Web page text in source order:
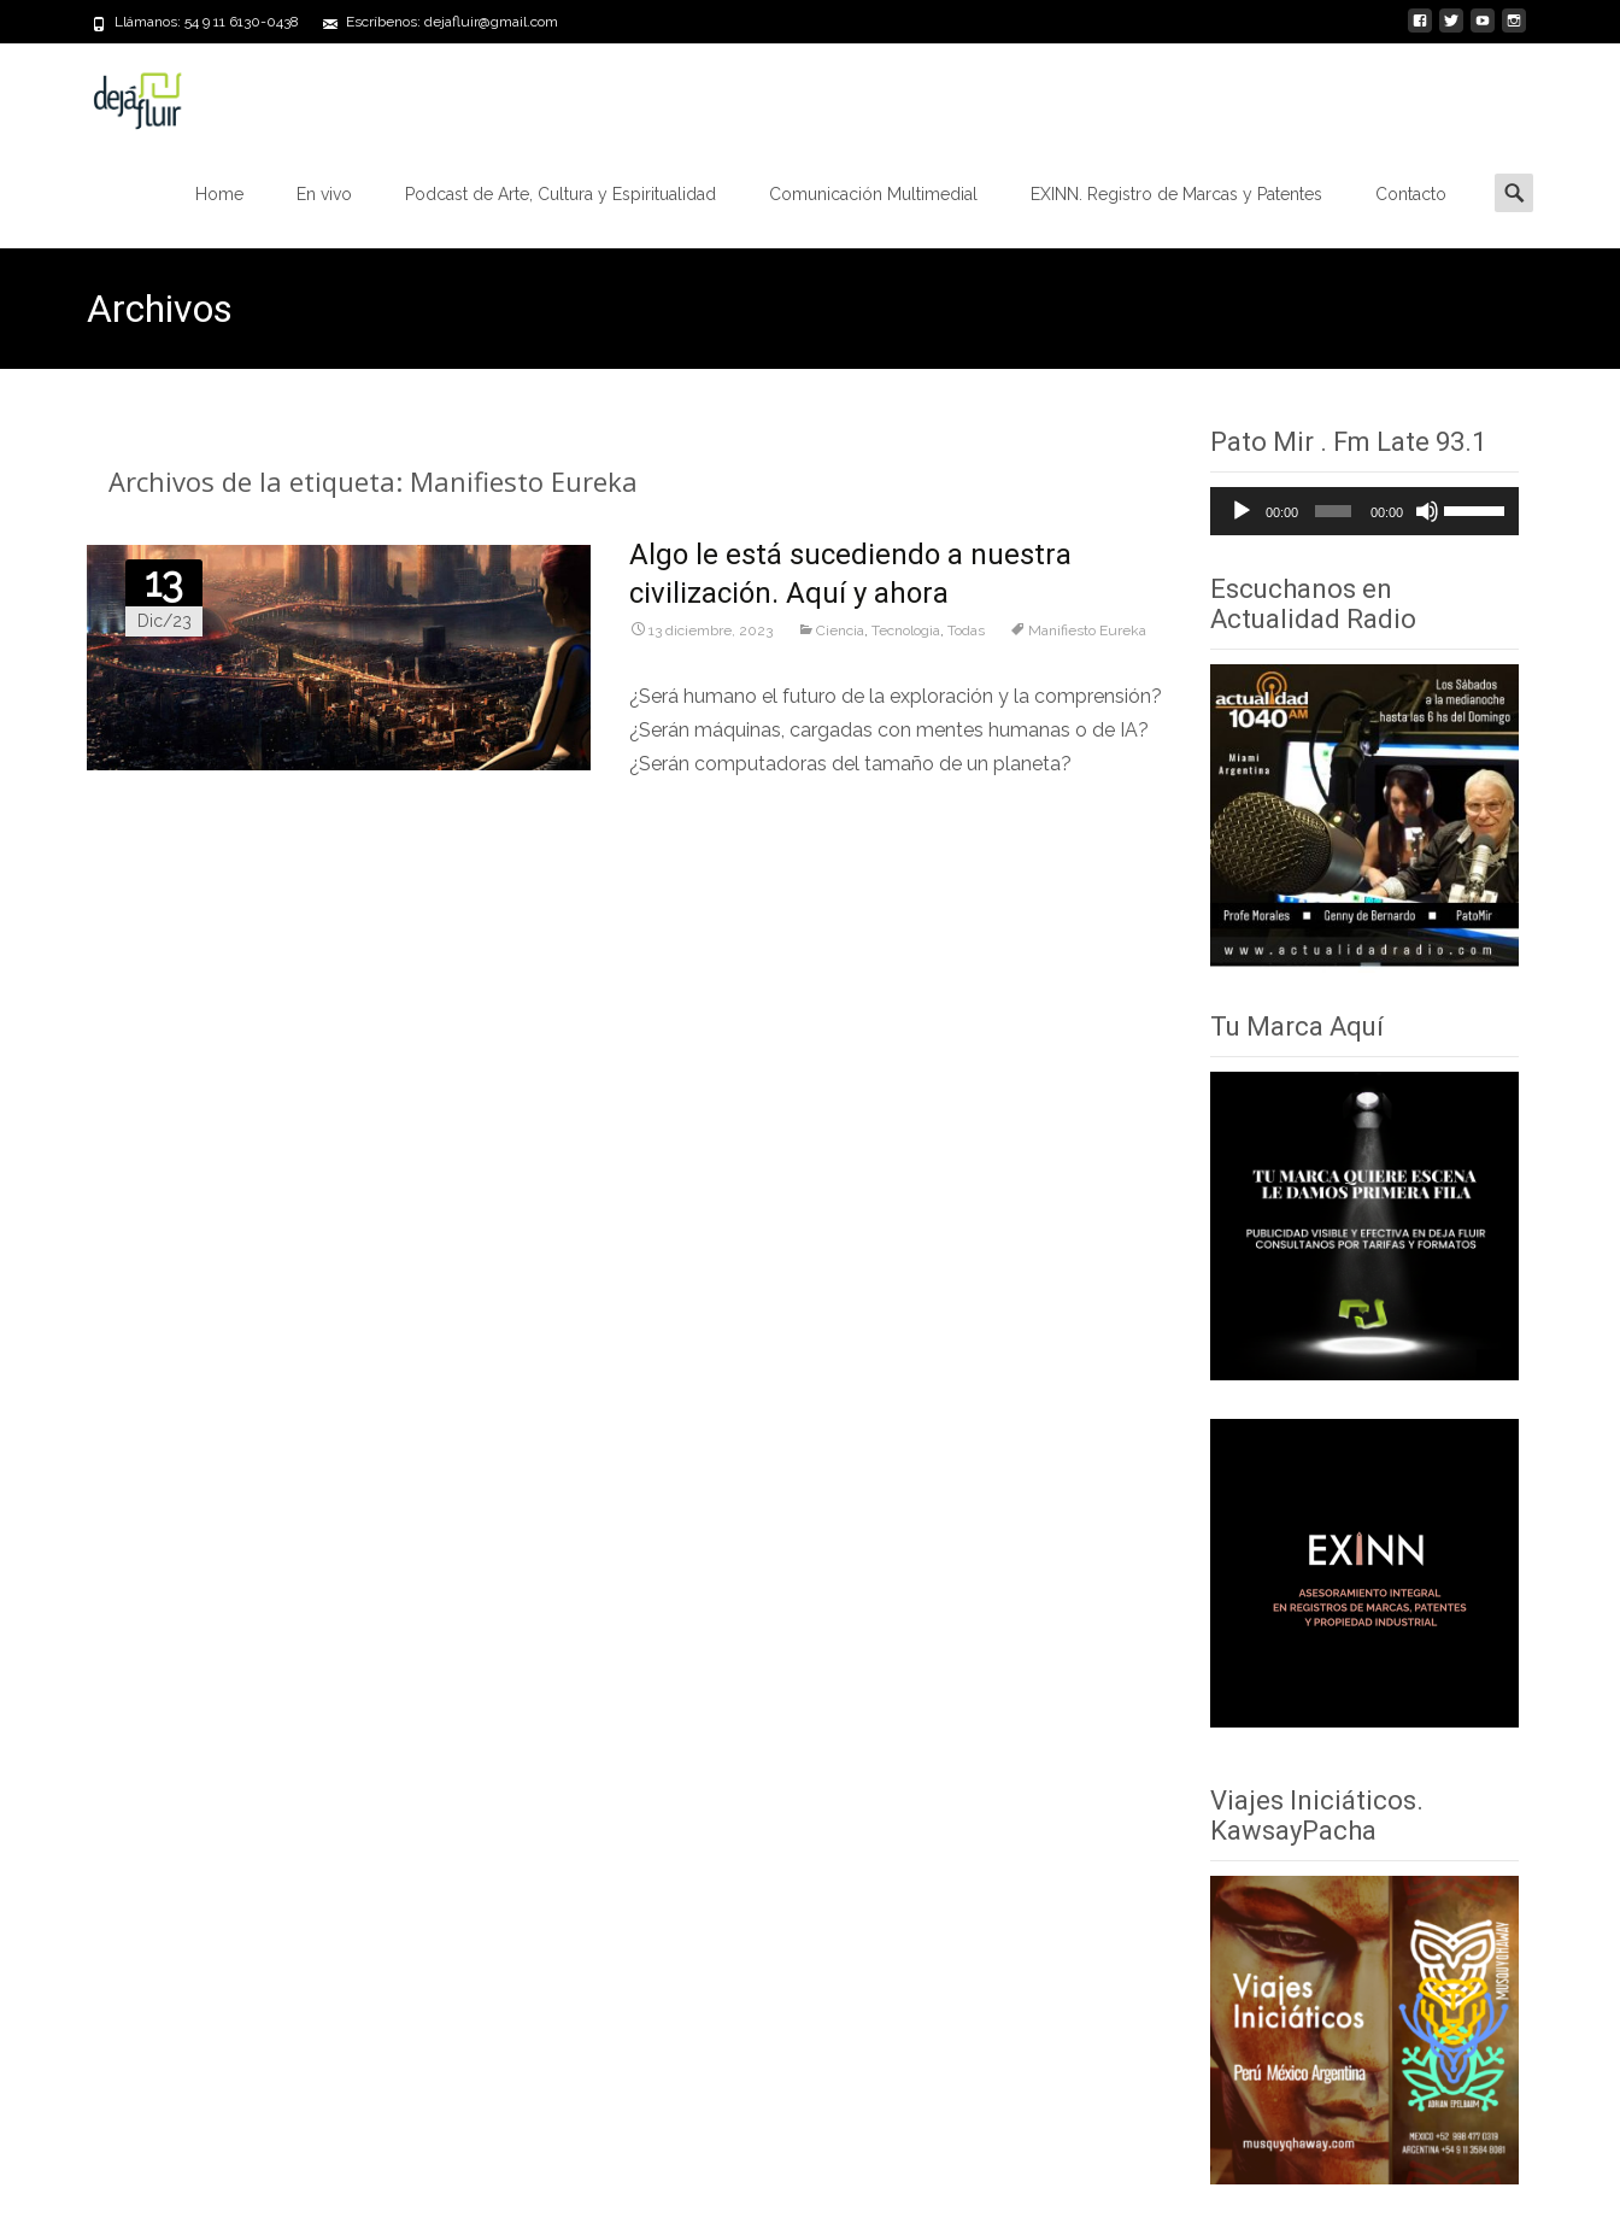
Llámanos: 54 9 11 6130-0438 Escríbenos: dejafluir@gmail.com
Home En vivo Podcast de Arte, Cultura y Espiritualidad Comunicación Multimedial EXINN. Registro de Marcas y Patentes Contacto
Buscar
por:
Archivos
Archivos de la etiqueta: Manifiesto Eureka
13
Dic/23
Algo le está sucediendo a nuestra
civilización. Aquí y ahora
13 diciembre, 2023 Ciencia, Tecnologìa, Todas Manifiesto Eureka
¿Será humano el futuro de la exploración y la comprensión?
¿Serán máquinas, cargadas con mentes humanas o de IA?
¿Serán computadoras del tamaño de un planeta?
Pato Mir . Fm Late 93.1
Reproductor
de
00:00 00:00
Utiliza
las
arriba/abajo
para
aumentar
disminuir
el
volumen.
Escuchanos en
Actualidad Radio
Tu Marca Aquí
Viajes Iniciáticos.
KawsayPacha